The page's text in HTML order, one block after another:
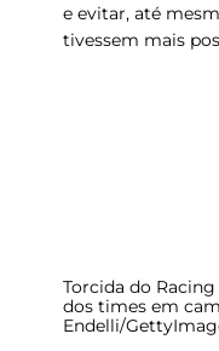
e evitar, até
tivessem mais
Torcida do
dos times em
Endelli/